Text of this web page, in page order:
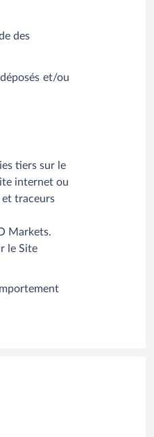
des
et/ou
tiers sur le
internet ou
et traceurs
Markets.
le Site